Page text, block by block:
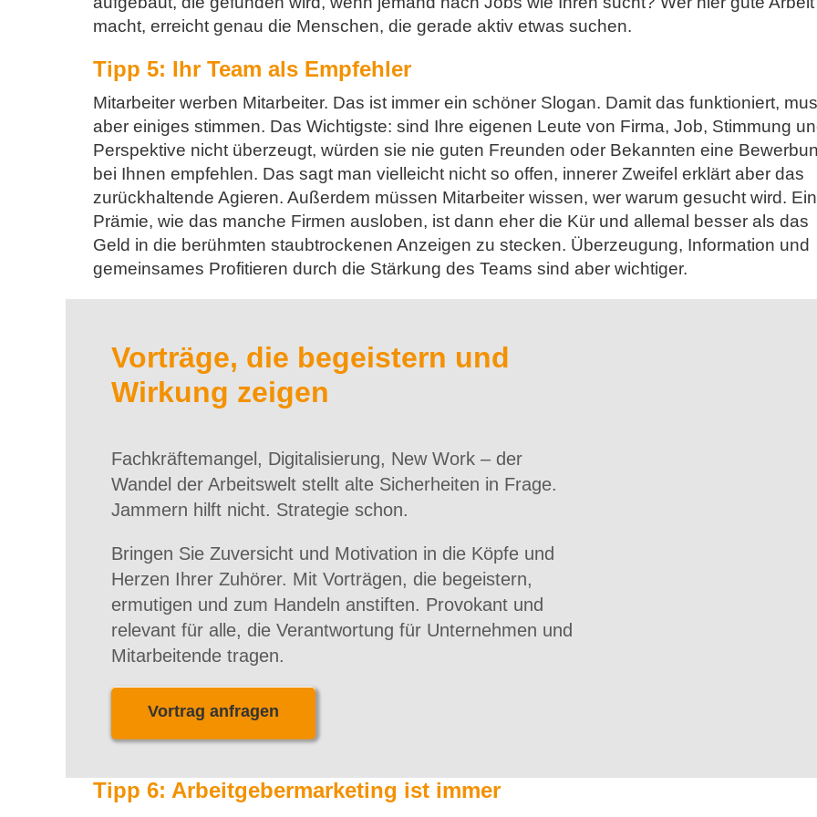
macht, erreicht genau die Menschen, die gerade aktiv etwas suchen.
Tipp 5: Ihr Team als Empfehler
Mitarbeiter werben Mitarbeiter. Das ist immer ein schöner Slogan. Damit das funktioniert,
aber einiges stimmen. Das Wichtigste: sind Ihre eigenen Leute von Firma, Job, Stimmung
Perspektive nicht überzeugt, würden sie nie guten Freunden oder Bekannten eine
bei Ihnen empfehlen. Das sagt man vielleicht nicht so offen, innerer Zweifel erklärt aber das
zurückhaltende Agieren. Außerdem müssen Mitarbeiter wissen, wer warum gesucht wird.
Prämie, wie das manche Firmen ausloben, ist dann eher die Kür und allemal besser als das
Geld in die berühmten staubtrockenen Anzeigen zu stecken. Überzeugung, Information und
gemeinsames Profitieren durch die Stärkung des Teams sind aber wichtiger.
Vorträge, die begeistern und
Wirkung zeigen
Fachkräftemangel, Digitalisierung, New Work – der
Wandel der Arbeitswelt stellt alte Sicherheiten in Frage.
Jammern hilft nicht. Strategie schon.
Bringen Sie Zuversicht und Motivation in die Köpfe und
Herzen Ihrer Zuhörer. Mit Vorträgen, die begeistern,
ermutigen und zum Handeln anstiften. Provokant und
relevant für alle, die Verantwortung für Unternehmen und
Mitarbeitende tragen.
Vortrag anfragen
Tipp 6: Arbeitgebermarketing ist immer